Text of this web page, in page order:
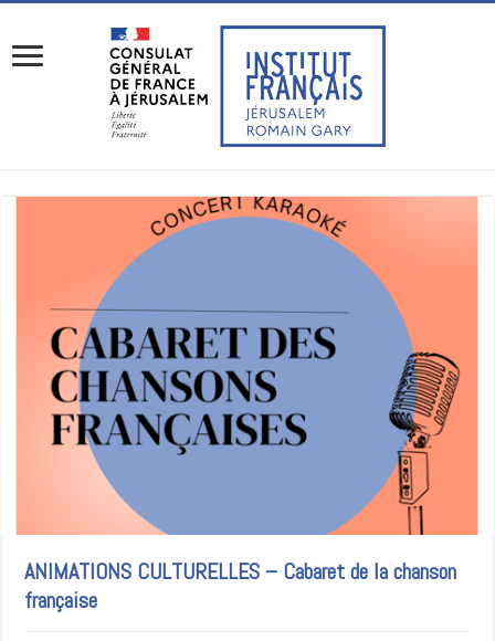
ANIMATIONS CULTURELLES – Cabaret de la chanson
française